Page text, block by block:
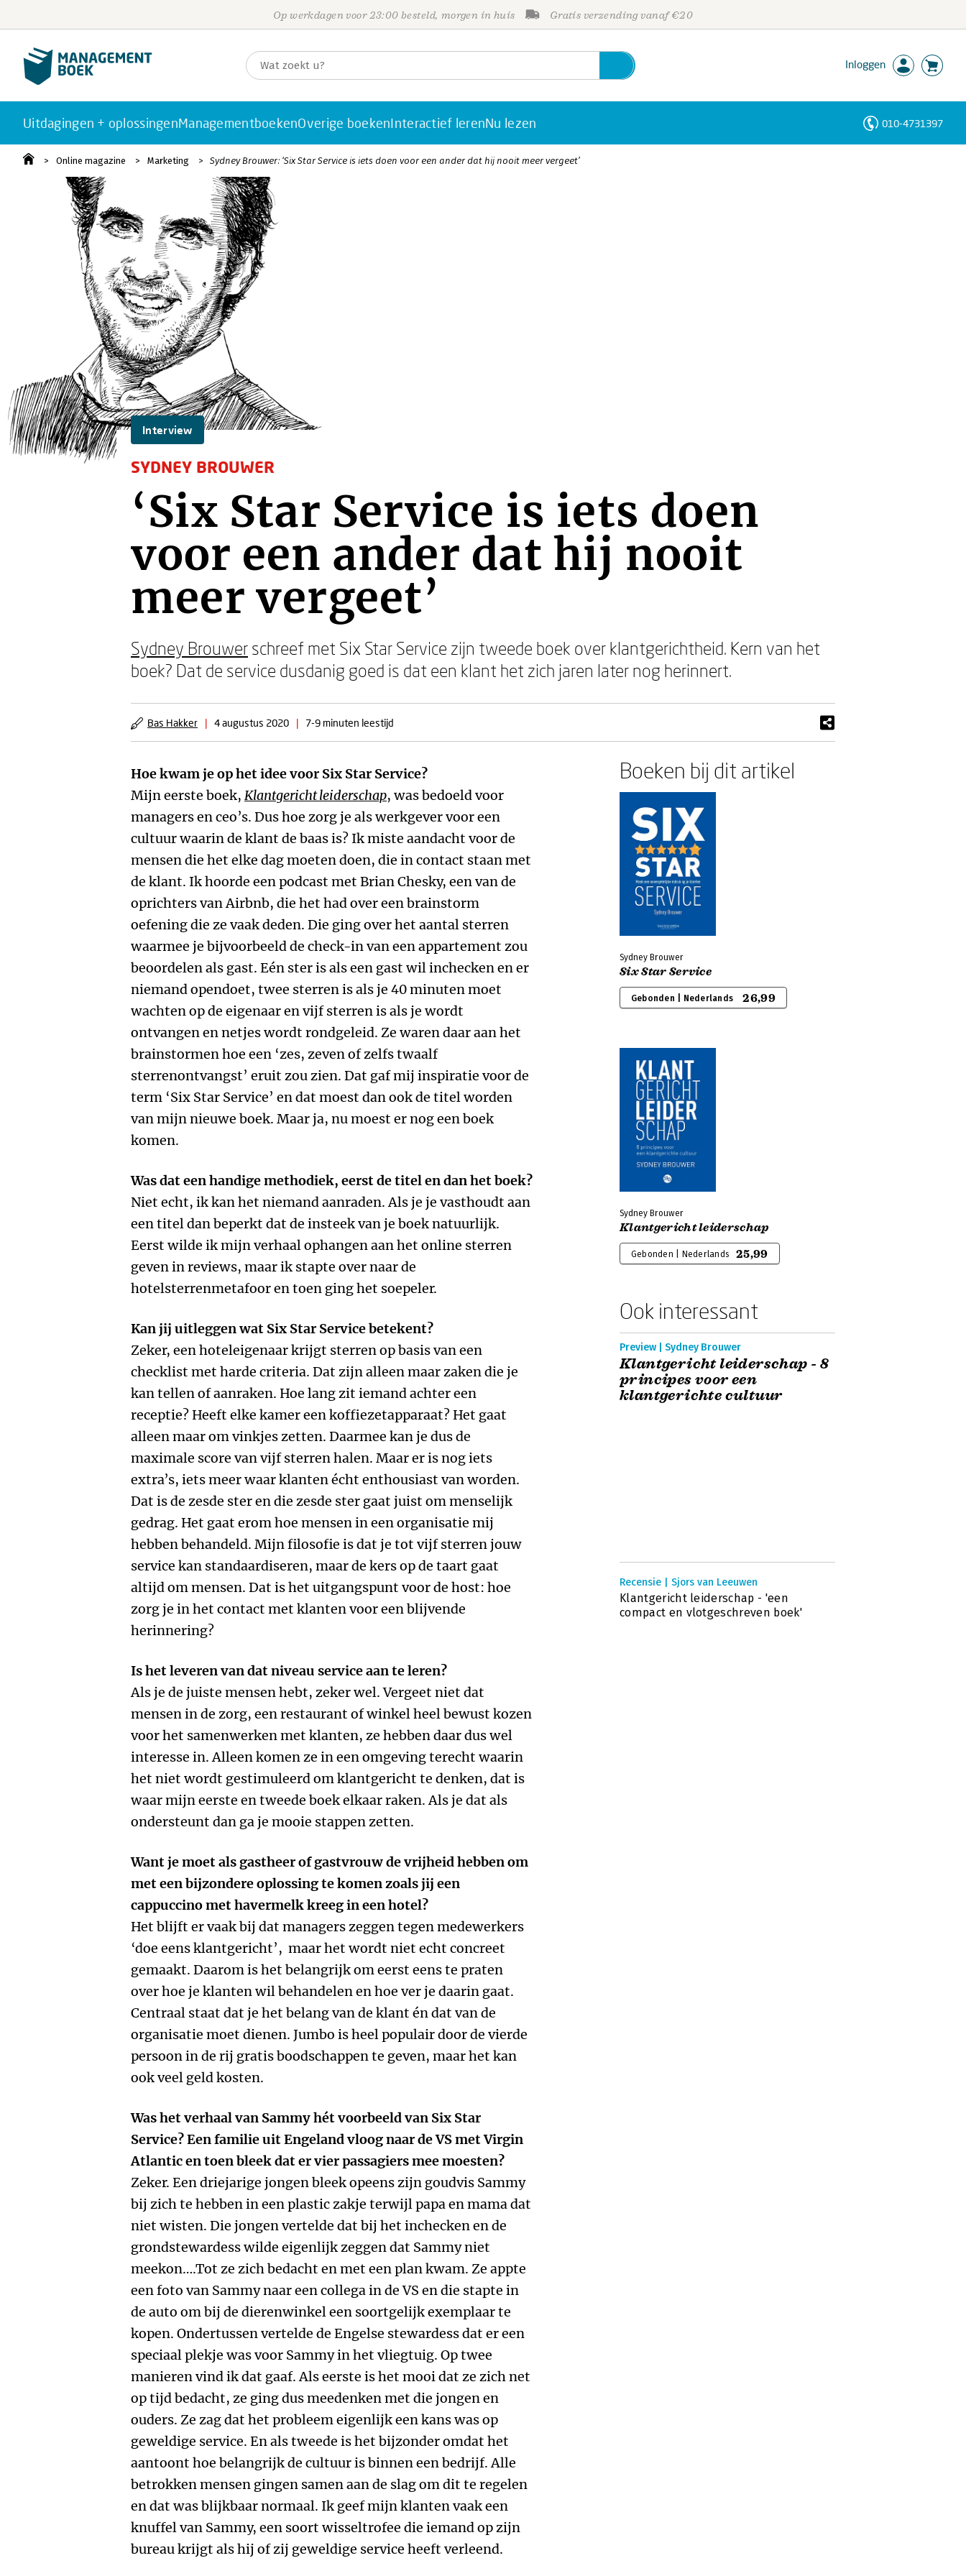
Op werkdagen voor 23:00 besteld, morgen in huis Gratis verzending vanaf €20
Inloggen
Uitdagingen + oplossingenManagementboekenOverige boekenInteractief lerenNu lezen 010-4731397
Online magazine Marketing Sydney Brouwer: ‘Six Star Service is iets doen voor een ander dat hij nooit meer vergeet’
Interview
SYDNEY BROUWER
‘Six Star Service is iets doen
voor een ander dat hij nooit
meer vergeet’
Sydney Brouwer schreef met Six Star Service zijn tweede boek over klantgerichtheid. Kern van het
boek? Dat de service dusdanig goed is dat een klant het zich jaren later nog herinnert.
Bas Hakker | 4 augustus 2020 | 7-9 minuten leestijd
Hoe kwam je op het idee voor Six Star Service?
Mijn eerste boek, Klantgericht leiderschap, was bedoeld voor
managers en ceo’s. Dus hoe zorg je als werkgever voor een
cultuur waarin de klant de baas is? Ik miste aandacht voor de
mensen die het elke dag moeten doen, die in contact staan met
de klant. Ik hoorde een podcast met Brian Chesky, een van de
oprichters van Airbnb, die het had over een brainstorm
oefening die ze vaak deden. Die ging over het aantal sterren
waarmee je bijvoorbeeld de check-in van een appartement zou
beoordelen als gast. Eén ster is als een gast wil inchecken en er
niemand opendoet, twee sterren is als je 40 minuten moet
wachten op de eigenaar en vijf sterren is als je wordt
ontvangen en netjes wordt rondgeleid. Ze waren daar aan het
brainstormen hoe een ‘zes, zeven of zelfs twaalf
sterrenontvangst’ eruit zou zien. Dat gaf mij inspiratie voor de
term ‘Six Star Service’ en dat moest dan ook de titel worden
van mijn nieuwe boek. Maar ja, nu moest er nog een boek
komen.
Was dat een handige methodiek, eerst de titel en dan het boek?
Niet echt, ik kan het niemand aanraden. Als je je vasthoudt aan
een titel dan beperkt dat de insteek van je boek natuurlijk.
Eerst wilde ik mijn verhaal ophangen aan het online sterren
geven in reviews, maar ik stapte over naar de
hotelsterrenmetafoor en toen ging het soepeler.
Kan jij uitleggen wat Six Star Service betekent?
Zeker, een hoteleigenaar krijgt sterren op basis van een
checklist met harde criteria. Dat zijn alleen maar zaken die je
kan tellen of aanraken. Hoe lang zit iemand achter een
receptie? Heeft elke kamer een koffiezetapparaat? Het gaat
alleen maar om vinkjes zetten. Daarmee kan je dus de
maximale score van vijf sterren halen. Maar er is nog iets
extra’s, iets meer waar klanten écht enthousiast van worden.
Dat is de zesde ster en die zesde ster gaat juist om menselijk
gedrag. Het gaat erom hoe mensen in een organisatie mij
hebben behandeld. Mijn filosofie is dat je tot vijf sterren jouw
service kan standaardiseren, maar de kers op de taart gaat
altijd om mensen. Dat is het uitgangspunt voor de host: hoe
zorg je in het contact met klanten voor een blijvende
herinnering?
Is het leveren van dat niveau service aan te leren?
Als je de juiste mensen hebt, zeker wel. Vergeet niet dat
mensen in de zorg, een restaurant of winkel heel bewust kozen
voor het samenwerken met klanten, ze hebben daar dus wel
interesse in. Alleen komen ze in een omgeving terecht waarin
het niet wordt gestimuleerd om klantgericht te denken, dat is
waar mijn eerste en tweede boek elkaar raken. Als je dat als
ondersteunt dan ga je mooie stappen zetten.
Want je moet als gastheer of gastvrouw de vrijheid hebben om
met een bijzondere oplossing te komen zoals jij een
cappuccino met havermelk kreeg in een hotel?
Het blijft er vaak bij dat managers zeggen tegen medewerkers
‘doe eens klantgericht’, maar het wordt niet echt concreet
gemaakt. Daarom is het belangrijk om eerst eens te praten
over hoe je klanten wil behandelen en hoe ver je daarin gaat.
Centraal staat dat je het belang van de klant én dat van de
organisatie moet dienen. Jumbo is heel populair door de vierde
persoon in de rij gratis boodschappen te geven, maar het kan
ook veel geld kosten.
Was het verhaal van Sammy hét voorbeeld van Six Star
Service? Een familie uit Engeland vloog naar de VS met Virgin
Atlantic en toen bleek dat er vier passagiers mee moesten?
Zeker. Een driejarige jongen bleek opeens zijn goudvis Sammy
bij zich te hebben in een plastic zakje terwijl papa en mama dat
niet wisten. Die jongen vertelde dat bij het inchecken en de
grondstewardess wilde eigenlijk zeggen dat Sammy niet
meekon….Tot ze zich bedacht en met een plan kwam. Ze appte
een foto van Sammy naar een collega in de VS en die stapte in
de auto om bij de dierenwinkel een soortgelijk exemplaar te
kopen. Ondertussen vertelde de Engelse stewardess dat er een
speciaal plekje was voor Sammy in het vliegtuig. Op twee
manieren vind ik dat gaaf. Als eerste is het mooi dat ze zich net
op tijd bedacht, ze ging dus meedenken met die jongen en
ouders. Ze zag dat het probleem eigenlijk een kans was op
geweldige service. En als tweede is het bijzonder omdat het
aantoont hoe belangrijk de cultuur is binnen een bedrijf. Alle
betrokken mensen gingen samen aan de slag om dit te regelen
en dat was blijkbaar normaal. Ik geef mijn klanten vaak een
knuffel van Sammy, een soort wisseltrofee die iemand op zijn
bureau krijgt als hij of zij geweldige service heeft verleend.
Boeken bij dit artikel
Sydney Brouwer
Six Star Service
Gebonden | Nederlands 26,99
Sydney Brouwer
Klantgericht leiderschap
Gebonden | Nederlands 25,99
Ook interessant
Preview | Sydney Brouwer
Klantgericht leiderschap - 8
principes voor een
klantgerichte cultuur
Recensie | Sjors van Leeuwen
Klantgericht leiderschap - 'een
compact en vlotgeschreven boek'
Personen